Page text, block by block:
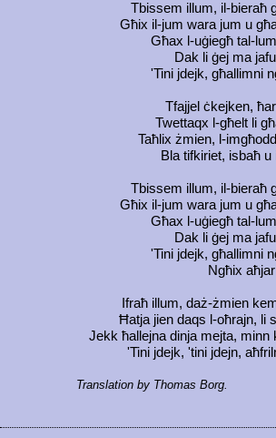
Tbissem illum, il-bieraħ
Għix il-jum wara jum u
Għax l-uġiegħ tal-
Dak li ġej ma
'Tini jdejk, għallimni
Tfajjel ċkejken,
Twettaqx l-għelt li
Taħlix żmien, l-
Bla tifkiriet, isbaħ u
Tbissem illum, il-bieraħ
Għix il-jum wara jum u
Għax l-uġiegħ tal-
Dak li ġej ma
'Tini jdejk, għallimni
Ngħix aħjar
Ifraħ illum, daż-żmien
Ħatja jien daqs l-oħrajn, li
Jekk ħallejna dinja mejta, minn
'Tini jdejk, 'tini jdejn,
Translation by Thomas Borg.